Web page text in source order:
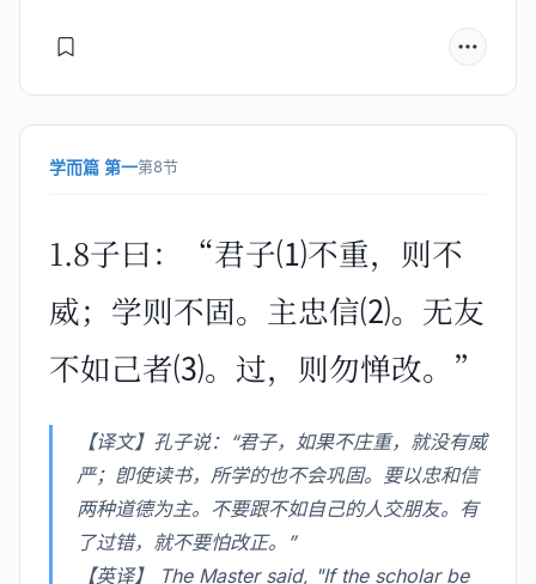
学而篇 第一第8节
1.8子曰：“君子⑴不重，则不
威；学则不固。主忠信⑵。无友
不如己者⑶。过，则勿惮改。”
【译文】孔子说：“君子，如果不庄重，就没有威
严；卽使读书，所学的也不会巩固。要以忠和信
两种道德为主。不要跟不如自己的人交朋友。有
了过错，就不要怕改正。”
【英译】 The Master said, "If the scholar be